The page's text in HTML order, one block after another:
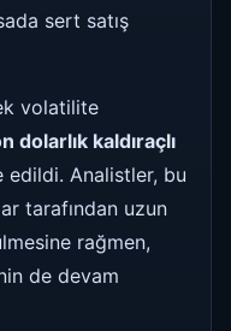
sert satış
volatilite
dolarlık kaldıraçlı
edildi. Analistler, bu
tarafından uzun
rağmen,
de devam